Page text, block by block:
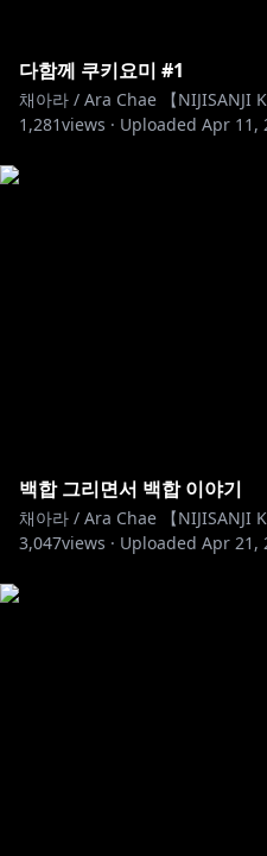
다함께 쿠키요미 #1
채아라 / Ara Chae 【NIJISANJI
1,281views · Uploaded Apr 11,
백합 그리면서 백합 이야기
채아라 / Ara Chae 【NIJISANJI
3,047views · Uploaded Apr 21,